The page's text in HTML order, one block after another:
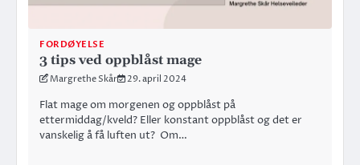
FORDØYELSE
3 tips ved oppblåst mage
Margrethe Skår 29. april 2024
Flat mage om morgenen og oppblåst på
ettermiddag/kveld? Eller konstant oppblåst og det er
vanskelig å få luften ut? Om…